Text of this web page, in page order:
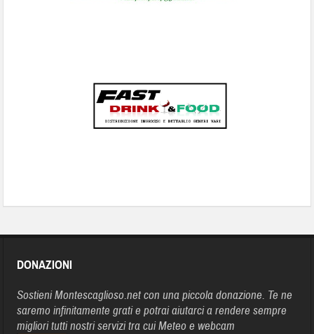
DONAZIONI
Sostieni Montescaglioso.net con una piccola donazione. Te ne
saremo infinitamente grati e potrai aiutarci a rendere sempre
migliori tutti nostri servizi tra cui Meteo e webcam